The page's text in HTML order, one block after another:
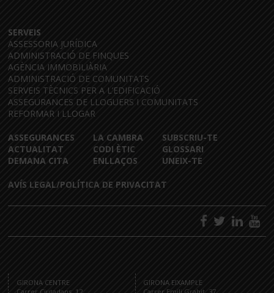
SERVEIS
ASSESSORIA JURÍDICA
ADMINISTRACIÓ DE FINQUES
AGÈNCIA IMMOBILIÀRIA
ADMINISTRACIÓ DE COMUNITATS
SERVEIS TÈCNICS PER A L’EDIFICACIÓ
ASSEGURANCES DE LLOGUERS I COMUNITATS
REFORMAR I LLOGAR
ASSEGURANCES
ACTUALITAT
DEMANA CITA
LA CAMBRA
CODI ÈTIC
ENLLAÇOS
SUBSCRIU-TE
GLOSSARI
UNEIX-TE
AVÍS LEGAL/POLÍTICA DE PRIVACITAT
GIRONA CENTRE
GIRONA EIXAMPLE